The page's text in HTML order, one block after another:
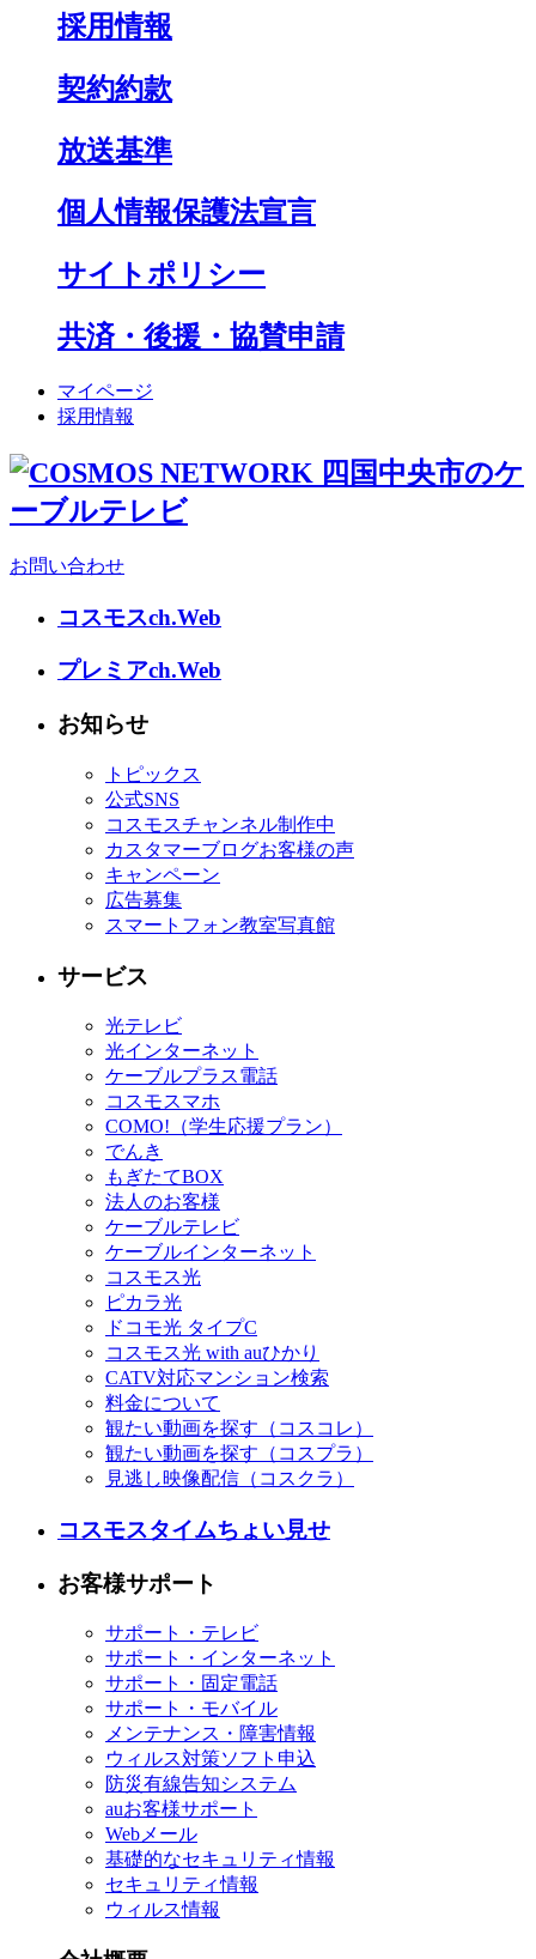
採用情報
契約約款
放送基準
個人情報保護法宣言
サイトポリシー
共済・後援・協賛申請
マイページ
採用情報
お問い合わせ
コスモスch.Web
プレミアch.Web
お知らせ
トピックス
公式SNS
コスモスチャンネル制作中
カスタマーブログお客様の声
キャンペーン
広告募集
スマートフォン教室写真館
サービス
光テレビ
光インターネット
ケーブルプラス電話
コスモスマホ
COMO!（学生応援プラン）
でんき
もぎたてBOX
法人のお客様
ケーブルテレビ
ケーブルインターネット
コスモス光
ピカラ光
ドコモ光 タイプC
コスモス光 with auひかり
CATV対応マンション検索
料金について
観たい動画を探す（コスコレ）
観たい動画を探す（コスプラ）
見逃し映像配信（コスクラ）
コスモスタイムちょい見せ
お客様サポート
サポート・テレビ
サポート・インターネット
サポート・固定電話
サポート・モバイル
メンテナンス・障害情報
ウィルス対策ソフト申込
防災有線告知システム
auお客様サポート
Webメール
基礎的なセキュリティ情報
セキュリティ情報
ウィルス情報